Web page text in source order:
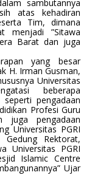
sambutannya
atas kehadiran
Tim, dimana
menjadi ”Sitawa
Barat dan juga
yang besar
H. Irman Gusman,
Universitas
beberapa
pengadaan
Profesi Guru
juga pengadaan
Universitas PGRI
Rektorat,
Universitas PGRI
Islamic Centre
Ujar